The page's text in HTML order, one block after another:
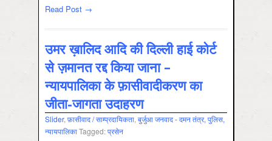
Read Post →
उमर ख़ालिद आदि की दिल्ली हाई कोर्ट
से ज़मानत रद्द किया जाना –
न्यायपालिका के फ़ासीवादीकरण का
जीता-जागता उदाहरण
Slider, फ़ासीवाद / साम्‍प्रदायिकता, बुर्जुआ जनवाद - दमन तंत्र, पुलिस,
न्‍यायपालिकाTagged:प्रसेन